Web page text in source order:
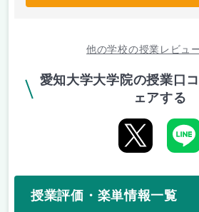
他の学校の授業レビュ
愛知大学大学院の授業口
ェアする
授業評価・楽単情報一覧